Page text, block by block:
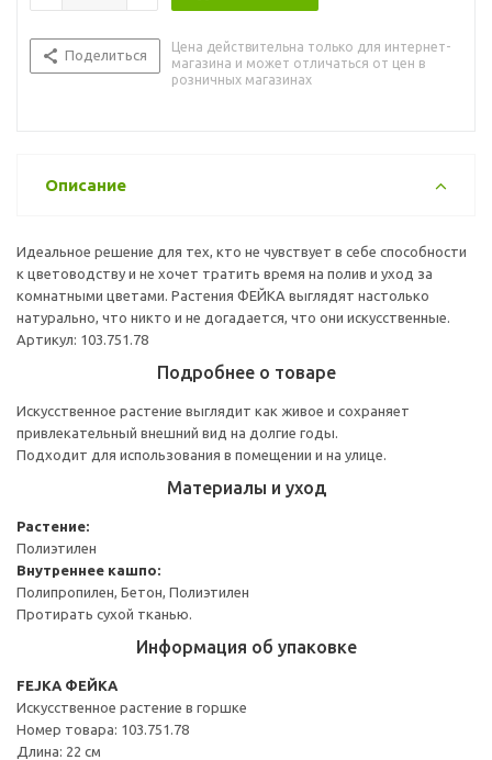
Поделиться
Цена действительна только для интернет-
магазина и может отличаться от цен в
розничных магазинах
Описание
Идеальное решение для тех, кто не чувствует в себе способности
к цветоводству и не хочет тратить время на полив и уход за
комнатными цветами. Растения ФЕЙКА выглядят настолько
натурально, что никто и не догадается, что они искусственные.
Артикул: 103.751.78
Подробнее о товаре
Искусственное растение выглядит как живое и сохраняет
привлекательный внешний вид на долгие годы.
Подходит для использования в помещении и на улице.
Материалы и уход
Растение:
Полиэтилен
Внутреннее кашпо:
Полипропилен, Бетон, Полиэтилен
Протирать сухой тканью.
Информация об упаковке
FEJKA ФЕЙКА
Искусственное растение в горшке
Номер товара: 103.751.78
Длина: 22 см